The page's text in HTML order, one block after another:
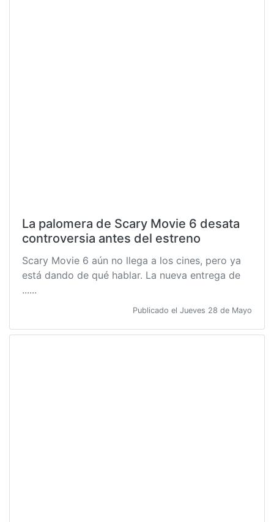
La palomera de Scary Movie 6 desata
controversia antes del estreno
Scary Movie 6 aún no llega a los cines, pero ya
está dando de qué hablar. La nueva entrega de
......
Publicado el Jueves 28 de Mayo